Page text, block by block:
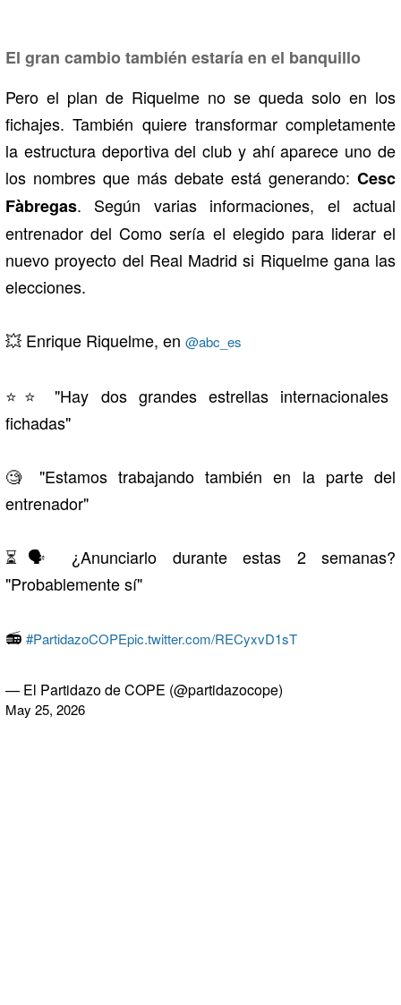
El gran cambio también estaría en el banquillo
Pero el plan de Riquelme no se queda solo en los
fichajes. También quiere transformar completamente
la estructura deportiva del club y ahí aparece uno de
los nombres que más debate está generando: Cesc
Fàbregas. Según varias informaciones, el actual
entrenador del Como sería el elegido para liderar el
nuevo proyecto del Real Madrid si Riquelme gana las
elecciones.
💥 Enrique Riquelme, en @abc_es
⭐️⭐️ "Hay dos grandes estrellas internacionales
fichadas"
🧐 "Estamos trabajando también en la parte del
entrenador"
⏳🗣️ ¿Anunciarlo durante estas 2 semanas?
"Probablemente sí"
📻 #PartidazoCOPEpic.twitter.com/RECyxvD1sT
— El Partidazo de COPE (@partidazocope)
May 25, 2026